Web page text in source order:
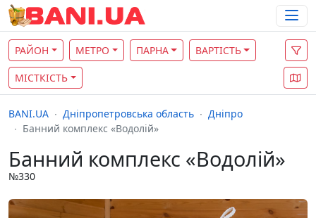
РАЙОН МЕТРО ПАРНА ВАРТІСТЬ
МІСТКІСТЬ
BANI.UA Дніпропетровська область
Дніпро
Банний комплекс «Водолій»
Банний комплекс «Водолій»
№330